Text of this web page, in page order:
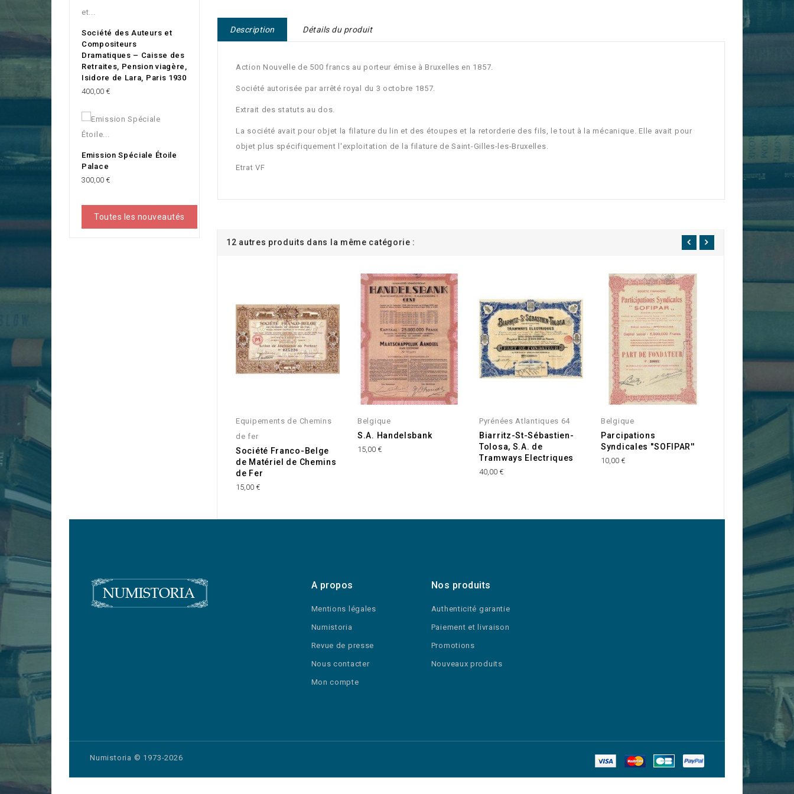
Société des Auteurs et
Compositeurs
Dramatiques – Caisse des
Retraites, Pension viagère,
Isidore de Lara, Paris 1930
Prix
400,00 €
Emission Spéciale Étoile
Palace
Prix
300,00 €
Toutes les nouveautés
Description Détails du produit
Action Nouvelle de 500 francs au porteur émise à Bruxelles en 1857.
Société autorisée par arrêté royal du 3 octobre 1857.
Extrait des statuts au dos.
La société avait pour objet la filature du lin et des étoupes et la retorderie des fils, le tout à la mécanique. Elle avait pour
objet plus spécifiquement l'exploitation de la filature de Saint-Gilles-les-Bruxelles.
Etrat VF
12 autres produits dans la même catégorie :
Equipements de Chemins
de fer
Société Franco-Belge
de Matériel de Chemins
de Fer
15,00 €
Belgique
S.A. Handelsbank
15,00 €
Pyrénées Atlantiques 64
Biarritz-St-Sébastien-
Tolosa, S.A. de
Tramways Electriques
40,00 €
Belgique
Parcipations
Syndicales ''SOFIPAR''
10,00 €
Belgique
Panorama de la
A propos
Mentions légales
Numistoria
Revue de presse
Nous contacter
Mon compte
Nos produits
Authenticité garantie
Paiement et livraison
Promotions
Nouveaux produits
Numistoria © 1973-2026